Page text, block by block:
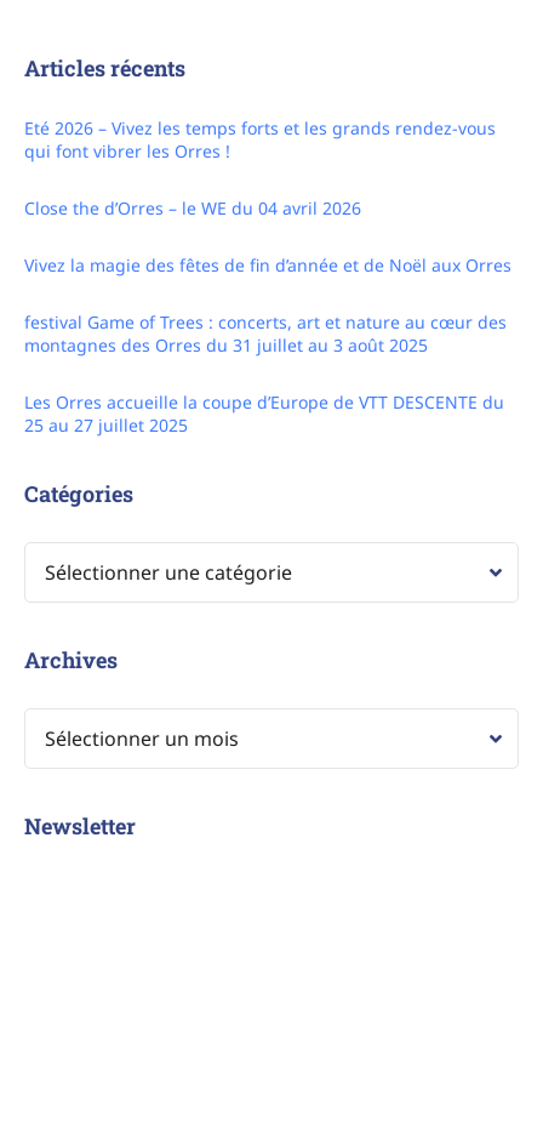
Articles récents
Eté 2026 – Vivez les temps forts et les grands rendez-vous
qui font vibrer les Orres !
Close the d’Orres – le WE du 04 avril 2026
Vivez la magie des fêtes de fin d’année et de Noël aux Orres
festival Game of Trees : concerts, art et nature au cœur des
montagnes des Orres du 31 juillet au 3 août 2025
Les Orres accueille la coupe d’Europe de VTT DESCENTE du
25 au 27 juillet 2025
Catégories
Archives
Newsletter